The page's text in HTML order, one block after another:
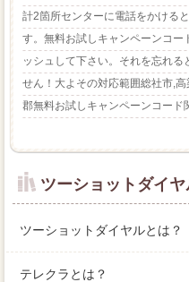
計2箇所センターに電話をかける
す。無料お試しキャンペーンコ
ッシュして下さい。それを忘れる
せん！大よその対応範囲総社市,
郡無料お試しキャンペーンコード
ツーショットダイ
ツーショットダイヤルとは？
テレクラとは？